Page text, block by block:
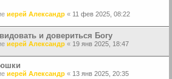
иерей Александр « 11 фев 2025, 08:22
и довериться Богу
иерей Александр « 19 янв 2025, 18:47
иерей Александр « 13 янв 2025, 20:35